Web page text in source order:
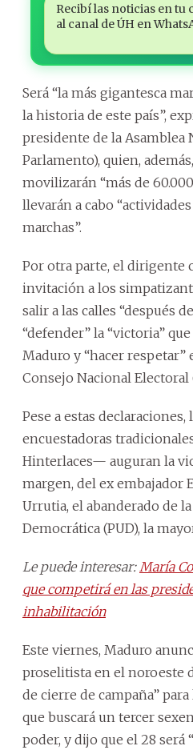
Recibí las noticias en tu
al canal de ÚH en
Será “la más gigantesca
la historia de este país”,
presidente de la Asamblea
Parlamento), quien,
movilizarán “más de
llevarán a cabo
marchas”.
Por otra parte, el dirigente
invitación a los
salir a las calles “después
“defender” la “victoria”
Maduro y “hacer respetar”
Consejo Nacional Electoral
Pese a estas
encuestadoras
Hinterlaces— auguran la
margen, del ex embajador
Urrutia, el abanderado de
Democrática (PUD), la
Le puede interesar: María
que competirá en las
inhabilitación
Este viernes, Maduro
proselitista en el noroeste
de cierre de campaña”
que buscará un tercer
poder, y dijo que el 28 será